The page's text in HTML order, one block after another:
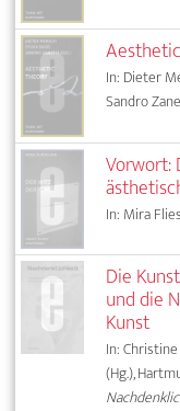
In: Dieter
Sandro
Vorwort:
In: Mira
Die
und die
Kunst
In:
(Hg.),